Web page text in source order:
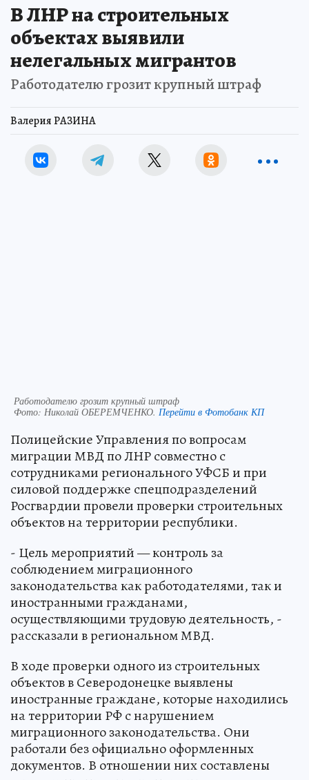
В ЛНР на строительных
объектах выявили
нелегальных мигрантов
Работодателю грозит крупный штраф
Валерия РАЗИНА
Работодателю грозит крупный штраф
Фото: Николай ОБЕРЕМЧЕНКО. Перейти в Фотобанк КП
Полицейские Управления по вопросам
миграции МВД по ЛНР совместно с
сотрудниками регионального УФСБ и при
силовой поддержке спецподразделений
Росгвардии провели проверки строительных
объектов на территории республики.
- Цель мероприятий — контроль за
соблюдением миграционного
законодательства как работодателями, так и
иностранными гражданами,
осуществляющими трудовую деятельность, -
рассказали в региональном МВД.
В ходе проверки одного из строительных
объектов в Северодонецке выявлены
иностранные граждане, которые находились
на территории РФ с нарушением
миграционного законодательства. Они
работали без официально оформленных
документов. В отношении них составлены